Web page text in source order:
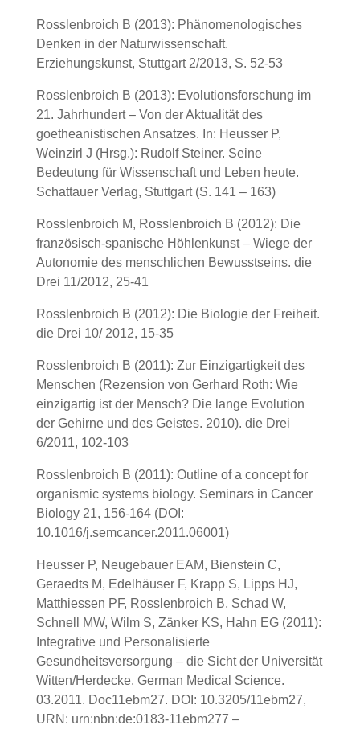
Rosslenbroich B (2013): Phänomenologisches
Denken in der Naturwissenschaft.
Erziehungskunst, Stuttgart 2/2013, S. 52-53
Rosslenbroich B (2013): Evolutionsforschung im
21. Jahrhundert – Von der Aktualität des
goetheanistischen Ansatzes. In: Heusser P,
Weinzirl J (Hrsg.): Rudolf Steiner. Seine
Bedeutung für Wissenschaft und Leben heute.
Schattauer Verlag, Stuttgart (S. 141 – 163)
Rosslenbroich M, Rosslenbroich B (2012): Die
französisch-spanische Höhlenkunst – Wiege der
Autonomie des menschlichen Bewusstseins. die
Drei 11/2012, 25-41
Rosslenbroich B (2012): Die Biologie der Freiheit.
die Drei 10/ 2012, 15-35
Rosslenbroich B (2011): Zur Einzigartigkeit des
Menschen (Rezension von Gerhard Roth: Wie
einzigartig ist der Mensch? Die lange Evolution
der Gehirne und des Geistes. 2010). die Drei
6/2011, 102-103
Rosslenbroich B (2011): Outline of a concept for
organismic systems biology. Seminars in Cancer
Biology 21, 156-164 (DOI:
10.1016/j.semcancer.2011.06001)
Heusser P, Neugebauer EAM, Bienstein C,
Geraedts M, Edelhäuser F, Krapp S, Lipps HJ,
Matthiessen PF, Rosslenbroich B, Schad W,
Schnell MW, Wilm S, Zänker KS, Hahn EG (2011):
Integrative und Personalisierte
Gesundheitsversorgung – die Sicht der Universität
Witten/Herdecke. German Medical Science.
03.2011. Doc11ebm27. DOI: 10.3205/11ebm27,
URN: urn:nbn:de:0183-11ebm277 –